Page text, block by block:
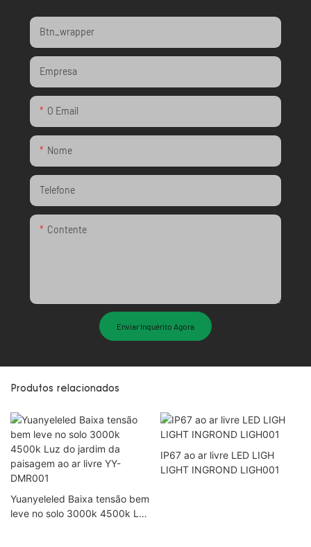
Btn_wrapper
Empresa
O Email
Nome
Telefone
Contente
Enviar Inquérito Agora
Produtos relacionados
Yuanyeleled Baixa tensão bem
leve no solo 3000k 4500k Luz
IP67 ao ar livre LED LIGH
LIGHT INGROND LIGH001